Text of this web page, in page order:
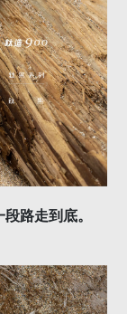
路走到底。